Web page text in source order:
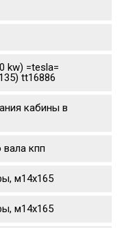
kw) =tesla=
tt16886
кабины в
кпп
м14x165
м14x165